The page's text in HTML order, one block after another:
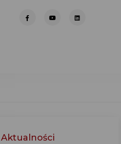
Aktualności